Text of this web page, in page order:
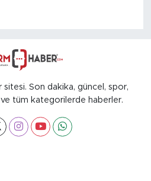
Son dakika, güncel, spor,
tüm kategorilerde haberler.